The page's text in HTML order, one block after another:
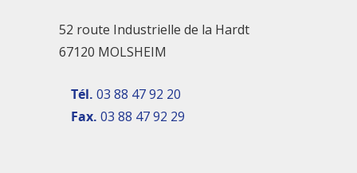
52 route Industrielle de la Hardt
67120 MOLSHEIM
Tél. 03 88 47 92 20
Fax. 03 88 47 92 29